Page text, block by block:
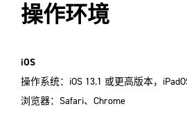
操作环境
iOS
操作系统：iOS 13.1 或更高版本，
浏览器：Safari、Chrome